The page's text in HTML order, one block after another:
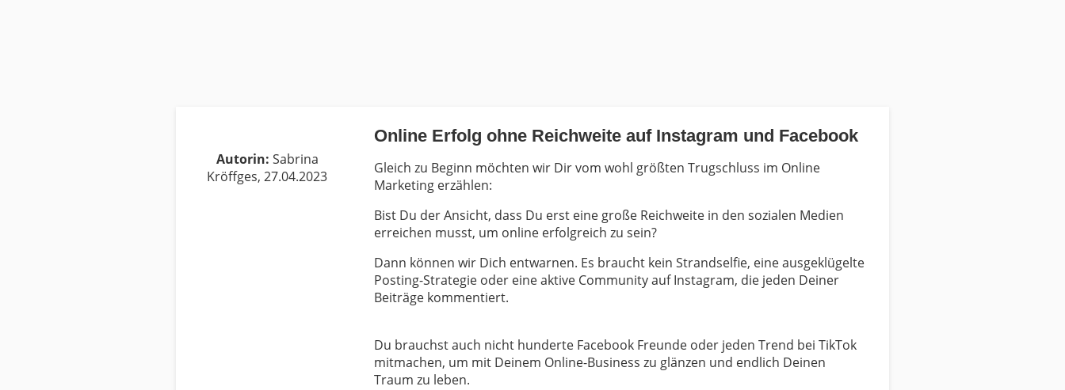
Autorin: Sabrina
Kröffges, 27.04.2023
Online Erfolg ohne Reichweite auf Instagram und Facebook
Gleich zu Beginn möchten wir Dir vom wohl größten Trugschluss im Online
Marketing erzählen:
Bist Du der Ansicht, dass Du erst eine große Reichweite in den sozialen Medien
erreichen musst, um online erfolgreich zu sein?
Dann können wir Dich entwarnen. Es braucht kein Strandselfie, eine ausgeklügelte
Posting-Strategie oder eine aktive Community auf Instagram, die jeden Deiner
Beiträge kommentiert.
Du brauchst auch nicht hunderte Facebook Freunde oder jeden Trend bei TikTok
mitmachen, um mit Deinem Online-Business zu glänzen und endlich Deinen
Traum zu leben.